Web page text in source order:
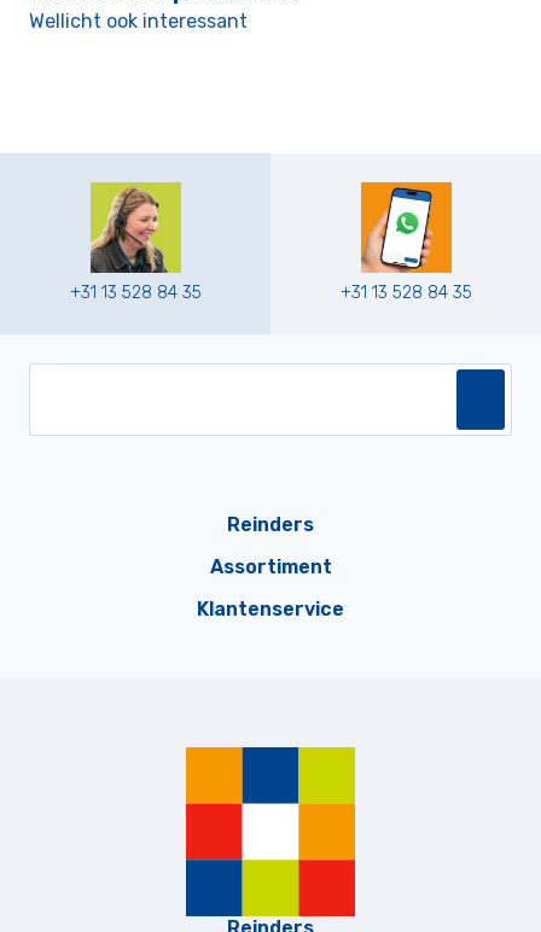
Wellicht ook interessant
+31 13 528 84 35 +31 13 528 84 35
Reinders
Assortiment
Klantenservice